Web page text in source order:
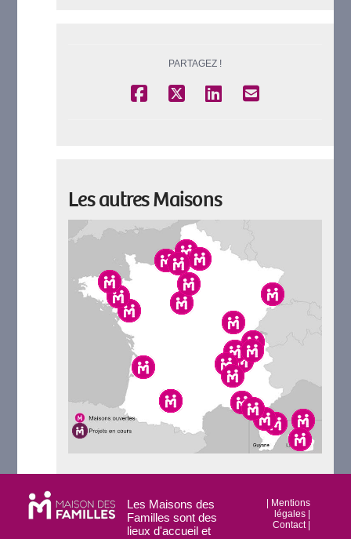
PARTAGEZ !
Les autres Maisons
Les Maisons des
Familles sont des
lieux d'accueil et
Mentions
légales|
Contact|